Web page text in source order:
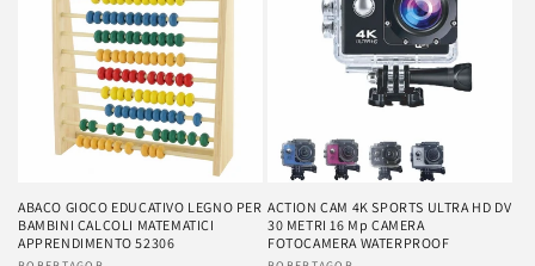
ABACO GIOCO EDUCATIVO LEGNO PER
BAMBINI CALCOLI MATEMATICI
APPRENDIMENTO 52306
ACTION CAM 4K SPORTS ULTRA HD DV
30 METRI 16 Mp CAMERA
FOTOCAMERA WATERPROOF